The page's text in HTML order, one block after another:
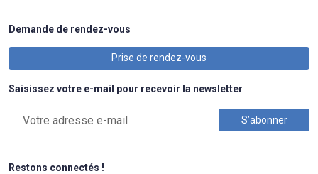
Demande de rendez-vous
Prise de rendez-vous
Saisissez votre e-mail pour recevoir la newsletter
Restons connectés !